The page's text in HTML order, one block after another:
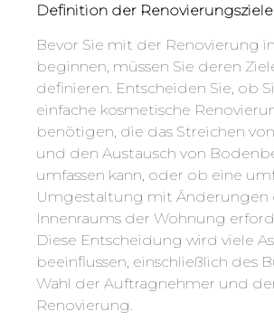
Definition der Renovierungsziele
Bevor Sie mit der Renovierung
beginnen, müssen Sie deren
definieren. Entscheiden Sie, ob
einfache kosmetische
benötigen, die das Streichen
und den Austausch von
umfassen kann, oder ob eine
Umgestaltung mit Änderungen
Innenraums der Wohnung
Diese Entscheidung wird viele
beeinflussen, einschließlich des
Wahl der Auftragnehmer und
Renovierung.